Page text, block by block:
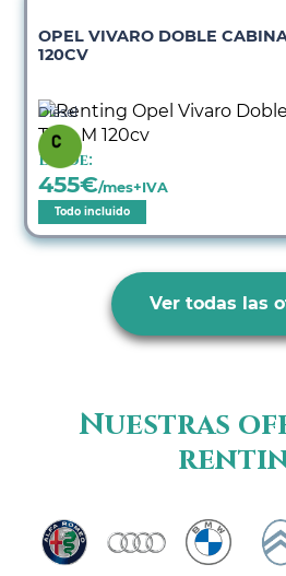
OPEL VIVARO DOBLE
120CV
Diésel
Desde:
455€/mes+IVA
Todo incluido
Ver todas las
Nuestras